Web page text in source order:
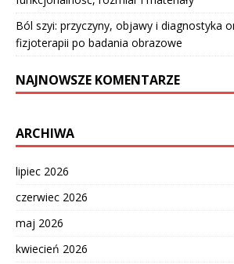
Ból szyi: przyczyny, objawy i diagnostyka
fizjoterapii po badania obrazowe
NAJNOWSZE KOMENTARZE
ARCHIWA
lipiec 2026
czerwiec 2026
maj 2026
kwiecień 2026